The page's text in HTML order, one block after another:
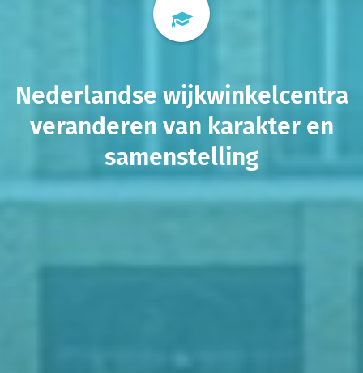
Nederlandse wijkwinkelcentra
veranderen van karakter en
samenstelling